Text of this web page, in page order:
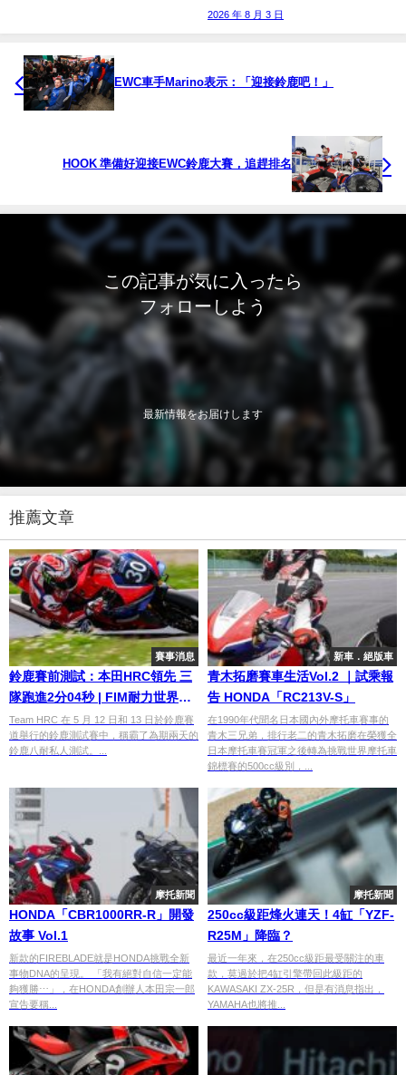
2026 年 8 月 3 日
EWC車手Marino表示：「迎接鈴鹿吧！」
HOOK 準備好迎接EWC鈴鹿大賽，追趕排名
この記事が気に入ったら
フォローしよう
最新情報をお届けします
推薦文章
賽事消息
鈴鹿賽前測試：本田HRC領先 三
隊跑進2分04秒 | FIM耐力世界錦
標賽
Team HRC 在 5 月 12 日和 13 日於鈴鹿賽
道舉行的鈴鹿測試賽中，稱霸了為期兩天的
鈴鹿八耐私人測試。...
新車．絕版車
青木拓磨賽車生活Vol.2 ｜試乘報
告 HONDA「RC213V-S」
在1990年代聞名日本國內外摩托車賽事的
青木三兄弟，排行老二的青木拓磨在榮獲全
日本摩托車賽冠軍之後轉為挑戰世界摩托車
錦標賽的500cc級別，...
摩托新聞
HONDA「CBR1000RR-R」開發
故事 Vol.1
新款的FIREBLADE就是HONDA挑戰全新
事物DNA的呈現。 「我有絕對自信一定能
夠獲勝⋯」，在HONDA創辦人本田宗一郎
宣告要稱...
摩托新聞
250cc級距烽火連天！4缸「YZF-
R25M」降臨？
最近一年來，在250cc級距最受關注的車
款，莫過於把4缸引擎帶回此級距的
KAWASAKI ZX-25R，但是有消息指出，
YAMAHA也將推...